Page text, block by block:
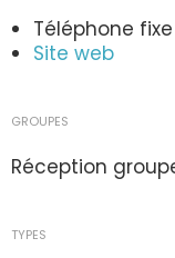
Téléphone fixe
Site web
GROUPES
Réception
TYPES